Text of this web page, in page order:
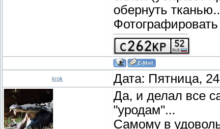
обернуть
krok
Дата: Пятница,
Да, и делал все
"уродам"...
Самому в